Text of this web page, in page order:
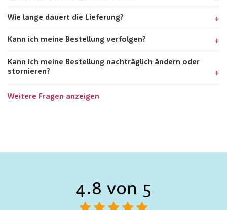
Wie lange dauert die Lieferung?
Kann ich meine Bestellung verfolgen?
Kann ich meine Bestellung nachträglich ändern oder
stornieren?
Weitere Fragen anzeigen
4.8 von 5